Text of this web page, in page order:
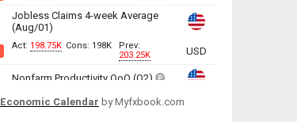
Economic Calendar by Myfxbook.com